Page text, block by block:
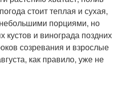
стоит теплая и сухая,
порциями, но
кустов и винограда поздних
созревания и взрослые
как правило, уже не